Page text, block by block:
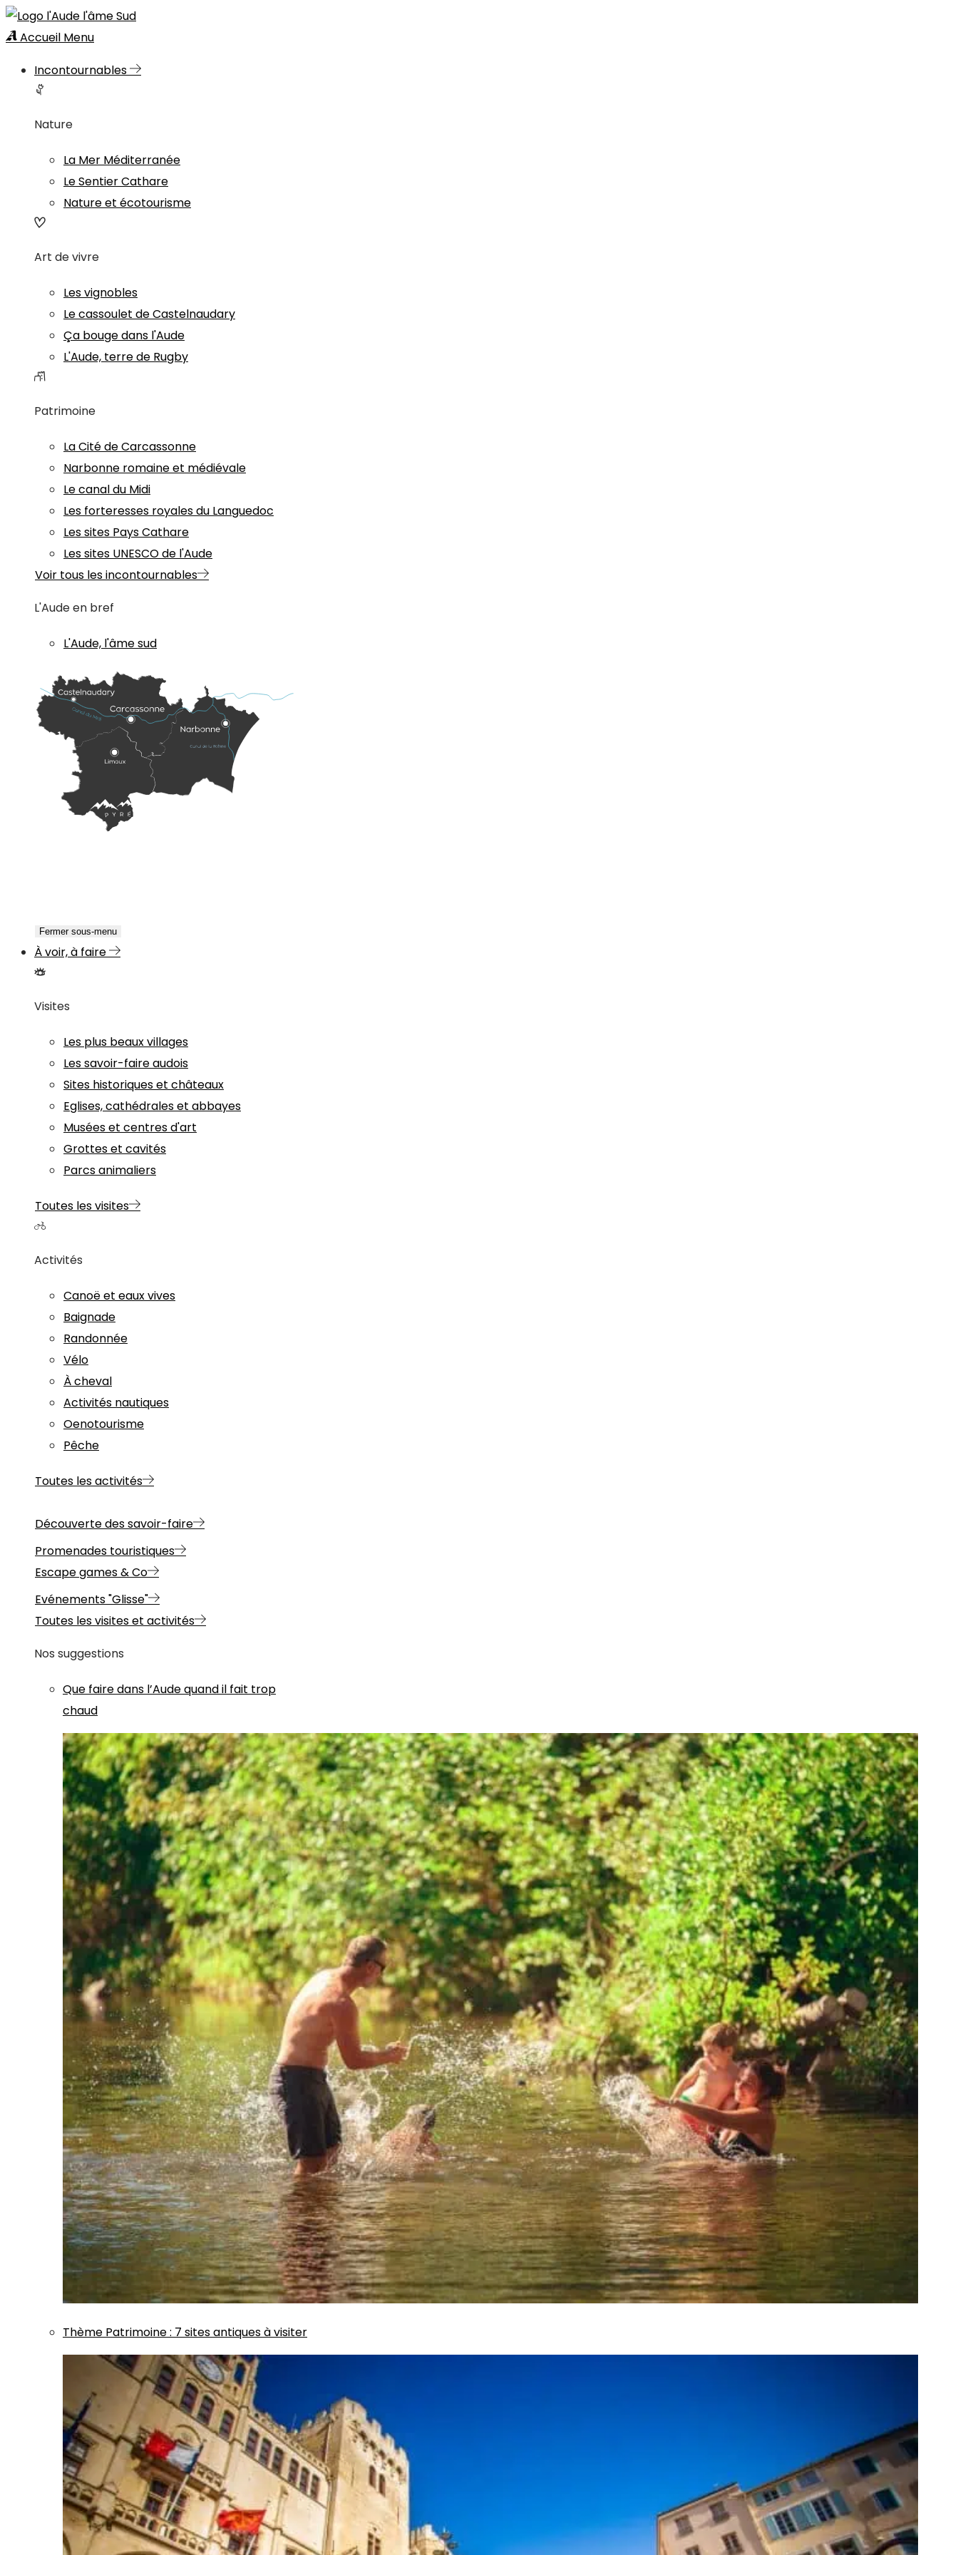
Accueil Menu
Incontournables
Nature
La Mer Méditerranée
Le Sentier Cathare
Nature et écotourisme
Art de vivre
Les vignobles
Le cassoulet de Castelnaudary
Ça bouge dans l'Aude
L'Aude, terre de Rugby
Patrimoine
La Cité de Carcassonne
Narbonne romaine et médiévale
Le canal du Midi
Les forteresses royales du Languedoc
Les sites Pays Cathare
Les sites UNESCO de l'Aude
Voir tous les incontournables
L'Aude en bref
L'Aude, l'âme sud
Fermer sous-menu
À voir, à faire
Visites
Les plus beaux villages
Les savoir-faire audois
Sites historiques et châteaux
Eglises, cathédrales et abbayes
Musées et centres d'art
Grottes et cavités
Parcs animaliers
Toutes les visites
Activités
Canoë et eaux vives
Baignade
Randonnée
Vélo
À cheval
Activités nautiques
Oenotourisme
Pêche
Toutes les activités
Découverte des savoir-faire
Promenades touristiques
Escape games & Co
Evénements "Glisse"
Toutes les visites et activités
Nos suggestions
Que faire dans l’Aude quand il fait trop
chaud
Thème Patrimoine: 7 sites antiques à visiter